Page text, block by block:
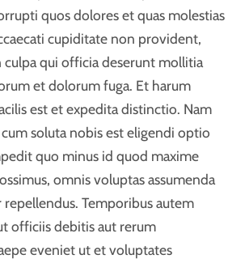
quos dolores et quas molestias
cupiditate non provident,
culpa qui officia deserunt mollitia
et dolorum fuga. Et harum
est et expedita distinctio. Nam
soluta nobis est eligendi optio
quo minus id quod maxime
omnis voluptas assumenda
Temporibus autem
officiis debitis aut rerum
eveniet ut et voluptates